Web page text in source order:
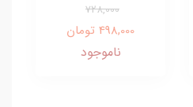
728,000
498,000 تومان
ناموجود